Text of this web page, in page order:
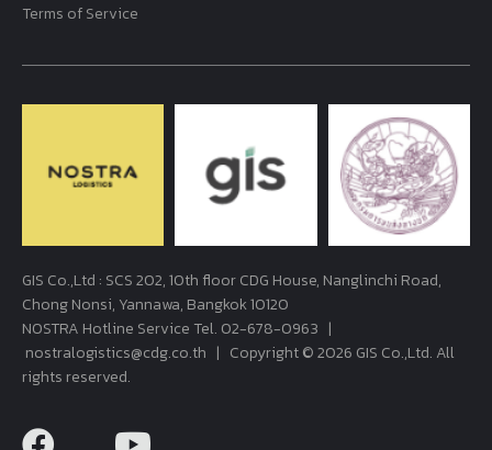
Terms of Service
GIS Co.,Ltd : SCS 202, 10th floor CDG House, Nanglinchi Road,
Chong Nonsi, Yannawa, Bangkok 10120
NOSTRA Hotline Service Tel. 02-678-0963 |
nostralogistics@cdg.co.th | Copyright © 2026 GIS Co.,Ltd. All
rights reserved.